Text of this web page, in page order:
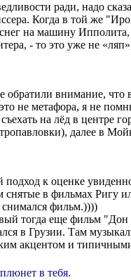
ради, надо
Когда в той же
на машину
- то это уже не
внимание, что
не метафора, я не
на лёд в центре
далее в
к оценке
в фильмах Ригу
снимался фильм.))))
тогда еще фильм "Дон
в Грузии. Там
акцентом и
в тебя.